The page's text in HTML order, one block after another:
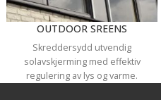
OUTDOOR SREENS
Skreddersydd utvendig
solavskjerming med effektiv
regulering av lys og varme.